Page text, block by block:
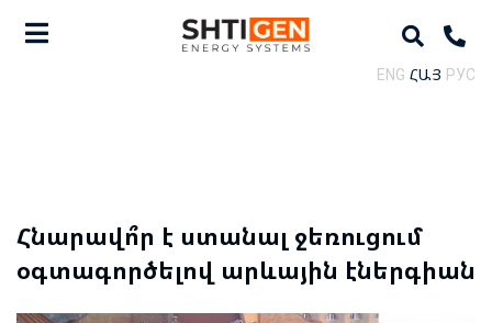
ENG ՀԱՅ РУС
Հնարավո՞ր է ստանալ ջեռուցում
օգտագործելով արևային էներգիան